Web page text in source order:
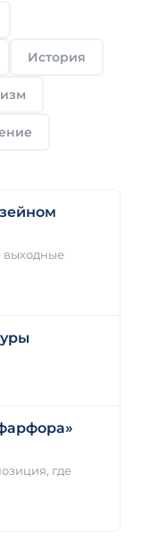
История
выходные
где